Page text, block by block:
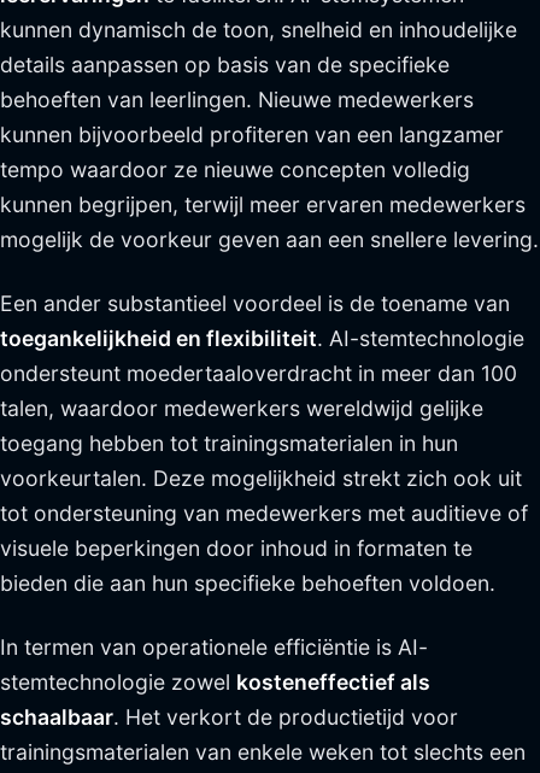
kunnen dynamisch de toon, snelheid en inhoudelijke
details aanpassen op basis van de specifieke
behoeften van leerlingen. Nieuwe medewerkers
kunnen bijvoorbeeld profiteren van een langzamer
tempo waardoor ze nieuwe concepten volledig
kunnen begrijpen, terwijl meer ervaren medewerkers
mogelijk de voorkeur geven aan een snellere levering.
Een ander substantieel voordeel is de toename van
toegankelijkheid en flexibiliteit. AI-stemtechnologie
ondersteunt moedertaaloverdracht in meer dan 100
talen, waardoor medewerkers wereldwijd gelijke
toegang hebben tot trainingsmaterialen in hun
voorkeurtalen. Deze mogelijkheid strekt zich ook uit
tot ondersteuning van medewerkers met auditieve of
visuele beperkingen door inhoud in formaten te
bieden die aan hun specifieke behoeften voldoen.
In termen van operationele efficiëntie is AI-
stemtechnologie zowel kosteneffectief als
schaalbaar. Het verkort de productietijd voor
trainingsmaterialen van enkele weken tot slechts een